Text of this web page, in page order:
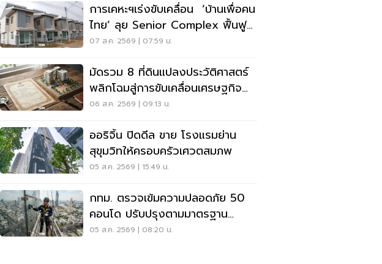
การเคหะฯเร่งขับเคลื่อน ‘บ้านเพื่อคน
ไทย’ ลุย Senior Complex ฟื้นฟู
เมือง
07 ส.ค. 2569 | 07:59 น.
มัดรวม 8 ที่ดินแปลงประวัติศาสตร์
พลิกโฉมสู่การขับเคลื่อนเศรษฐกิจ
เมือง
06 ส.ค. 2569 | 09:13 น.
ออริจิ้น ปิดดีล ขาย โรงแรมย่าน
สุขุมวิทให้ครอบครัวเศวตสมภพ
05 ส.ค. 2569 | 15:49 น.
กทม. ตรวจเข้มความปลอดภัย 50
คอนโด ปรับปรุงตามมาตรฐาน
เคร่งครัด
05 ส.ค. 2569 | 08:20 น.